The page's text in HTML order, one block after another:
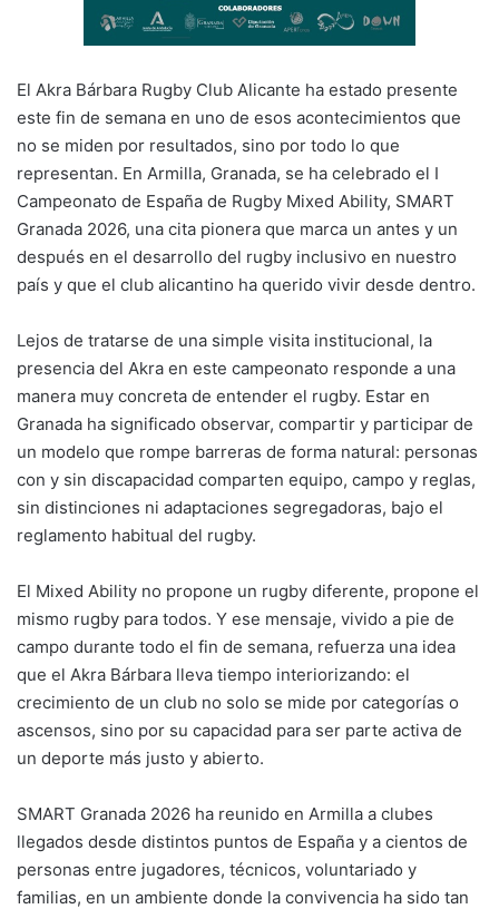
El Akra Bárbara Rugby Club Alicante ha estado presente
este fin de semana en uno de esos acontecimientos que
no se miden por resultados, sino por todo lo que
representan. En Armilla, Granada, se ha celebrado el I
Campeonato de España de Rugby Mixed Ability, SMART
Granada 2026, una cita pionera que marca un antes y un
después en el desarrollo del rugby inclusivo en nuestro
país y que el club alicantino ha querido vivir desde dentro.
Lejos de tratarse de una simple visita institucional, la
presencia del Akra en este campeonato responde a una
manera muy concreta de entender el rugby. Estar en
Granada ha significado observar, compartir y participar de
un modelo que rompe barreras de forma natural: personas
con y sin discapacidad comparten equipo, campo y reglas,
sin distinciones ni adaptaciones segregadoras, bajo el
reglamento habitual del rugby.
El Mixed Ability no propone un rugby diferente, propone el
mismo rugby para todos. Y ese mensaje, vivido a pie de
campo durante todo el fin de semana, refuerza una idea
que el Akra Bárbara lleva tiempo interiorizando: el
crecimiento de un club no solo se mide por categorías o
ascensos, sino por su capacidad para ser parte activa de
un deporte más justo y abierto.
SMART Granada 2026 ha reunido en Armilla a clubes
llegados desde distintos puntos de España y a cientos de
personas entre jugadores, técnicos, voluntariado y
familias, en un ambiente donde la convivencia ha sido tan